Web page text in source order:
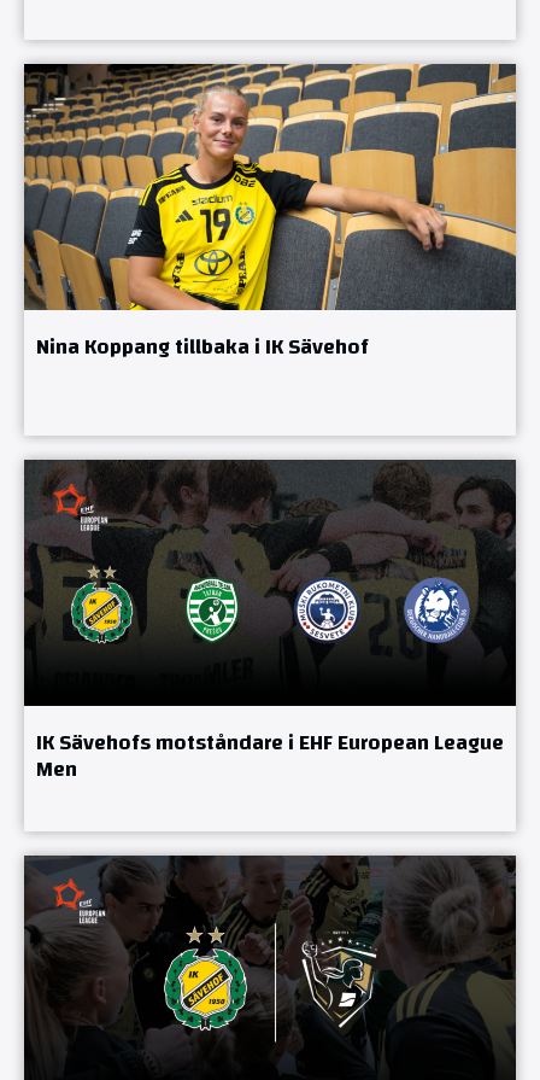
Nina Koppang tillbaka i IK Sävehof
IK Sävehofs motståndare i EHF European League
Men